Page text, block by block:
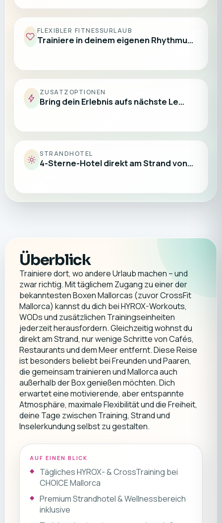
FLEXIBLER FITNESSURLAUB
Trainiere in deinem eigenen Rhythmu…
ZUSATZOPTIONEN
Bring dein Erlebnis aufs nächste Le…
STRANDHOTEL
4-Sterne-Hotel direkt am Strand von…
Überblick
Trainiere dort, wo andere Urlaub machen – und
zwar richtig. Mit täglichem Zugang zu einer der
bekanntesten Boxen Mallorcas (zuvor CrossFit
Mallorca) kannst du dich bei HYROX-Workouts,
WODs und zusätzlichen Trainingseinheiten
jederzeit herausfordern. Gleichzeitig wohnst du
direkt am Strand, nur wenige Schritte von Cafés,
Restaurants und dem Meer entfernt. Diese Reise
ist besonders beliebt bei Freunden und Paaren,
die gemeinsam trainieren und Mallorca auch
außerhalb der Box genießen möchten. Dich
erwartet eine motivierende, aber entspannte
Atmosphäre, maximale Flexibilität und die Freiheit,
deine Tage zwischen Training, Strand und
Inselerkundung selbst zu gestalten.
AUF EINEN BLICK
Tägliches HYROX- & CrossTraining bei
CHOICE Mallorca
Premium Strandhotel & Wellnessbereich
inklusive